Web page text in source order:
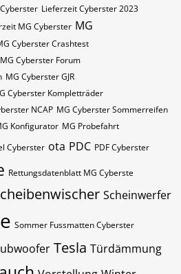
Lieferzeit Cyberster 2023
MG Cyberster MG
Cyberster Crashtest
MG Cyberster Forum
MG Cyberster GJR
Cyberster Kompletträder
NCAP MG Cyberster Sommerreifen
Konfigurator MG Probefahrt
Cyberster ota PDC PDF Cyberster
Rettungsdatenblatt MG Cyberste
Scheinwerfer
Sommer Fussmatten Cyberster
Tesla Türdämmung